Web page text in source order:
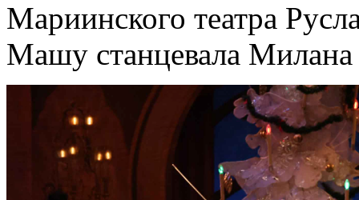
Мариинского театра
Машу станцевала Милана